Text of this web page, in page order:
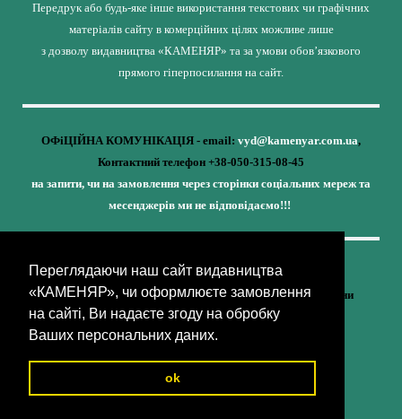
Переглядаючи наш сайт видавництва
«КАМЕНЯР», чи оформлюєте замовлення
на сайті, Ви надаєте згоду на обробку
Ваших персональних даних.
ok
Передрук або будь-яке інше використання текстових чи графічних
матеріалів сайту в комерційних цілях можливе лише
з дозволу видавництва «КАМЕНЯР» та за умови обов’язкового
прямого гіперпосилання на сайт.
ОФіЦІЙНА КОМУНІКАЦІЯ - email: vyd@kamenyar.com.ua,
Контактний телефон +38-050-315-08-45
на запити, чи на замовлення через сторінки соціальних мереж та
месенджерів ми не відповідаємо!!!
Кожне наше видання - це внесок у спротив,
у збереження ідентичності та неминучу перемогу України
(видавництво «КАМЕНЯР»)